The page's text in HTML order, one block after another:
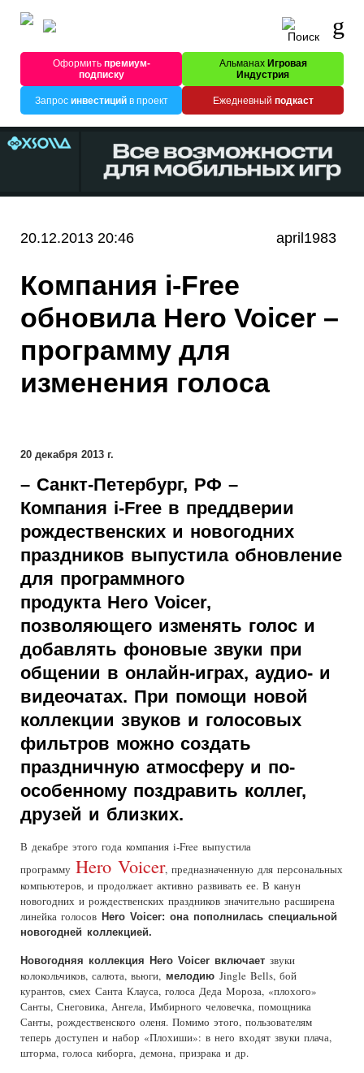
Оформитьпремиум-
подписку
Альманах Игровая
Индустрия
Запрос инвестицийв проект Ежедневный подкаст
20.12.2013 20:46 april1983
Компания i-Free
обновила Hero Voicer –
программу для
изменения голоса
20 декабря 2013 г.
– Санкт-Петербург, РФ –
Компания i-Free в преддверии
рождественских и новогодних
праздников выпустила обновление
для программного
продукта Hero Voicer,
позволяющего изменять голос и
добавлять фоновые звуки при
общении в онлайн-играх, аудио- и
видеочатах. При помощи новой
коллекции звуков и голосовых
фильтров можно создать
праздничную атмосферу и по-
особенному поздравить коллег,
друзей и близких.
В декабре этого года компания i-Free выпустила
программу Hero Voicer, предназначенную для персональных
компьютеров, и продолжает активно развивать ее. В канун
новогодних и рождественских праздников значительно расширена
линейка голосов Hero Voicer: она пополнилась специальной
новогодней коллекцией.
Новогодняя коллекция Hero Voicer включает звуки
колокольчиков, салюта, вьюги, мелодию Jingle Bells, бой
курантов, смех Санта Клауса, голоса Деда Мороза, «плохого»
Санты, Снеговика, Ангела, Имбирного человечка, помощника
Санты, рождественского оленя. Помимо этого, пользователям
теперь доступен и набор «Плохиши»: в него входят звуки плача,
шторма, голоса киборга, демона, призрака и др.